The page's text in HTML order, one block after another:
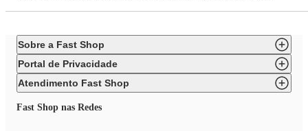
Sobre a Fast Shop
Portal de Privacidade
Atendimento Fast Shop
Fast Shop nas Redes